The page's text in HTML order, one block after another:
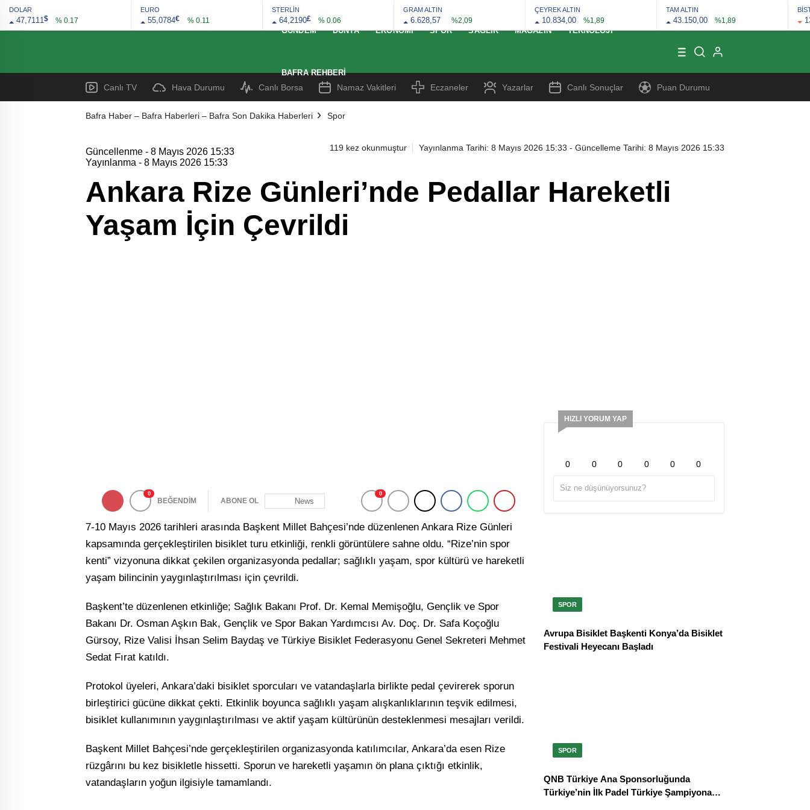
DOLAR
47,7111$ % 0.17
EURO
55,0784€ % 0.11
STERLİN
64,2190£ % 0.06
GRAM ALTIN
6.628,57 %2,09
ÇEYREK ALTIN
10.834,00 %1,89
TAM ALTIN
43.150,00 %1,89
GÜNDEM
DÜNYA EKONOMI SPOR SAĞLIK MAGAZIN TEKNOLOJI
BAFRA REHBERI
Canlı TV Hava Durumu Canlı Borsa Namaz Vakitleri Eczaneler Yazarlar Canlı Sonuçlar Puan Durumu
Bafra Haber – Bafra Haberleri – Bafra Son Dakika Haberleri Spor
119 kez okunmuştur Yayınlanma Tarihi: 8 Mayıs 2026 15:33 - Güncelleme Tarihi: 8 Mayıs 2026 15:33
Güncellenme - 8 Mayıs 2026 15:33
Yayınlanma - 8 Mayıs 2026 15:33
Ankara Rize Günleri’nde Pedallar Hareketli
Yaşam İçin Çevrildi
0
BEĞENDİM ABONE OL News
0
7-10 Mayıs 2026 tarihleri arasında Başkent Millet Bahçesi’nde düzenlenen Ankara Rize Günleri
kapsamında gerçekleştirilen bisiklet turu etkinliği, renkli görüntülere sahne oldu. “Rize’nin spor
kenti” vizyonuna dikkat çekilen organizasyonda pedallar; sağlıklı yaşam, spor kültürü ve hareketli
yaşam bilincinin yaygınlaştırılması için çevrildi.
Başkent’te düzenlenen etkinliğe; Sağlık Bakanı Prof. Dr. Kemal Memişoğlu, Gençlik ve Spor
Bakanı Dr. Osman Aşkın Bak, Gençlik ve Spor Bakan Yardımcısı Av. Doç. Dr. Safa Koçoğlu
Gürsoy, Rize Valisi İhsan Selim Baydaş ve Türkiye Bisiklet Federasyonu Genel Sekreteri Mehmet
Sedat Fırat katıldı.
Protokol üyeleri, Ankara’daki bisiklet sporcuları ve vatandaşlarla birlikte pedal çevirerek sporun
birleştirici gücüne dikkat çekti. Etkinlik boyunca sağlıklı yaşam alışkanlıklarının teşvik edilmesi,
bisiklet kullanımının yaygınlaştırılması ve aktif yaşam kültürünün desteklenmesi mesajları verildi.
Başkent Millet Bahçesi’nde gerçekleştirilen organizasyonda katılımcılar, Ankara’da esen Rize
rüzgârını bu kez bisikletle hissetti. Sporun ve hareketli yaşamın ön plana çıktığı etkinlik,
vatandaşların yoğun ilgisiyle tamamlandı.
HIZLI YORUM YAP
0 0 0 0 0 0
SPOR
Avrupa Bisiklet Başkenti Konya’da Bisiklet
Festivali Heyecanı Başladı
SPOR
QNB Türkiye Ana Sponsorluğunda
Türkiye’nin İlk Padel Türkiye Şampiyonası